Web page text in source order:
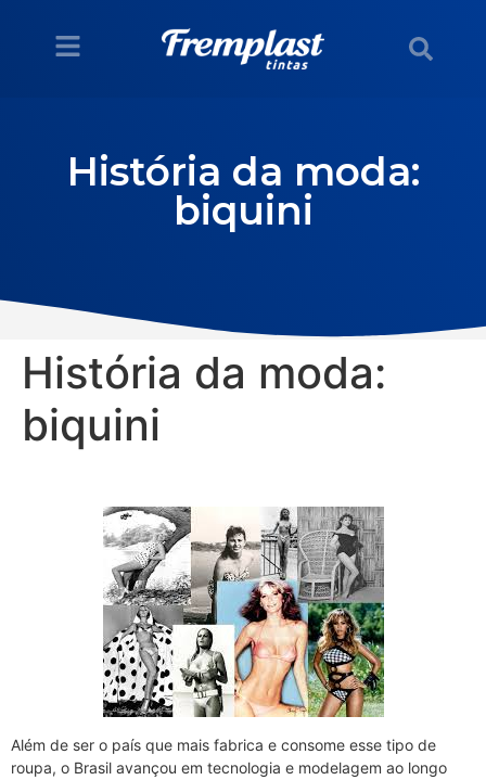
História da moda:
biquini
História da moda:
biquini
Além de ser o país que mais fabrica e consome esse tipo de
roupa, o Brasil avançou em tecnologia e modelagem ao longo